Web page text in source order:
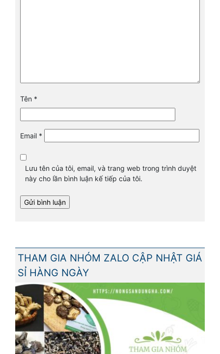
Tên *
Email *
Lưu tên của tôi, email, và trang web trong trình duyệt
này cho lần bình luận kế tiếp của tôi.
THAM GIA NHÓM ZALO CẬP NHẬT GIÁ
SỈ HÀNG NGÀY